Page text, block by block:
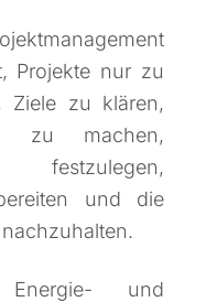
Projekte nur zu
Ziele zu klären,
zu machen,
festzulegen,
und die
und